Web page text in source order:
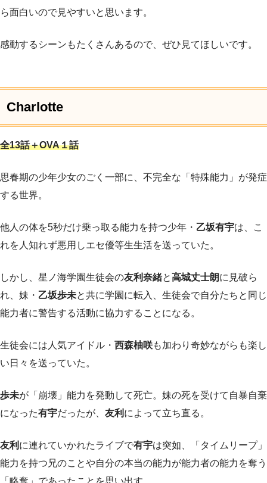
ら面白いので見やすいと思います。
感動するシーンもたくさんあるので、ぜひ見てほしいです。
Charlotte
全13話＋OVA１話
思春期の少年少女のごく一部に、不完全な「特殊能力」が発症
する世界。
他人の体を5秒だけ乗っ取る能力を持つ少年・ 乙坂有宇は、こ
れを人知れず悪用しエセ優等生生活を送っていた。
しかし、星ノ海学園生徒会の友利奈緒と高城丈士朗に見破ら
れ、妹・ 乙坂歩未と共に学園に転入、生徒会で自分たちと同じ
能力者に警告する活動に協力することになる。
生徒会には人気アイドル・ 西森柚咲も加わり奇妙ながらも楽し
い日々を送っていた。
歩未が「崩壊」能力を発動して死亡。妹の死を受けて自暴自棄
になった有宇だったが、 友利 によって立ち直る。
友利 に連れていかれたライブで有宇は突如、「タイムリープ」
能力を持つ兄のことや自分の本当の能力が能力者の能力を奪う
「略奪」であったことを思い出す。